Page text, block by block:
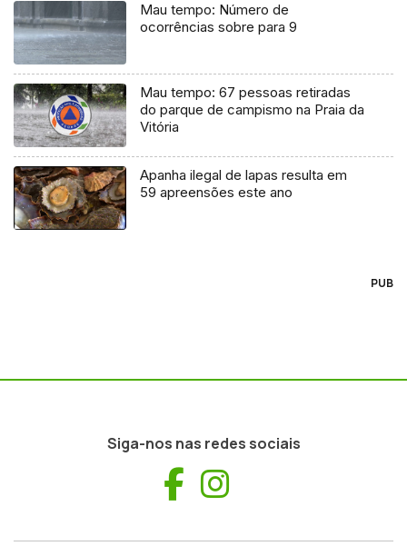
Mau tempo: Número de
ocorrências sobre para 9
Mau tempo: 67 pessoas retiradas
do parque de campismo na Praia da
Vitória
Apanha ilegal de lapas resulta em
59 apreensões este ano
PUB
Siga-nos nas redes sociais
Facebook